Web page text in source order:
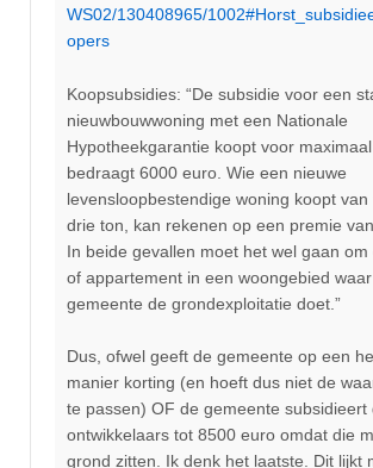
WS02/130408965/
opers
Koopsubsidies: “De subsidie voor een
nieuwbouwwoning met een Nationale
Hypotheekgarantie koopt voor maximaal
bedraagt 6000 euro. Wie een nieuwe
levensloopbestendige woning koopt
drie ton, kan rekenen op een premie
In beide gevallen moet het wel gaan om
of appartement in een woongebied
gemeente de grondexploitatie doet.”
Dus, ofwel geeft de gemeente op een
manier korting (en hoeft dus niet de
te passen) OF de gemeente subsidieert
ontwikkelaars tot 8500 euro omdat die
grond zitten. Ik denk het laatste. Dit lijkt